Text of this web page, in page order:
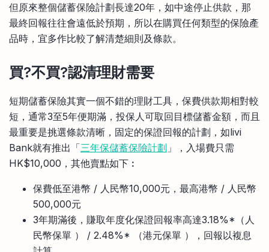
但原來整個儲蓄保險計劃長達20年，如中途停止供款，那
最終回報往往會遠低於預期，所以在購買任何類型的保險產
品時，宜多作比較了解清楚細則及條款。
買?不買?認清理財需要
短期儲蓄保險其實一個不錯的理財工具，保費供款期相對較
短，通常3至5年便期滿，投保人可取回目標儲蓄金額，而且
最重要是挑選條款清晰，固定的保證回報的計劃，如livi
Bank就有推出「三年保儲蓄保險計劃 」，入場費只需
HK$10,000，其他賣點如下︰
保費低至港幣 / 人民幣10,000元，最高港幣 / 人民幣
500,000元
3年期滿後，賺取年度化保證回報率高達3.18%*（人
民幣保單 ） / 2.48%* （港元保單 ），回報以複息